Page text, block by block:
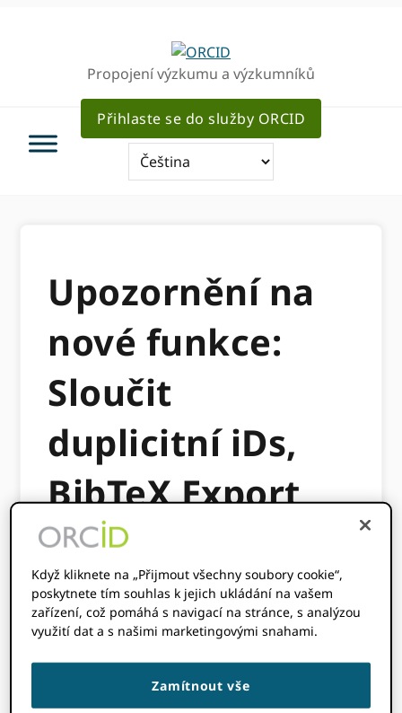
Propojení výzkumu a výzkumníků
Přihlaste se do služby ORCID
Upozornění na
nové funkce:
Sloučit
duplicitní iDs,
BibTeX Export
15. BŘEZNA 2017
Tento obsah je starší než tři roky.
Informace v tomto příspěvku mohou být
ORCID tvrdě pracuje, aby reagoval na vstup
Když kliknete na „Přijmout všechny soubory cookie“,
poskytnete tím souhlas k jejich ukládání na vašem
zařízení, což pomáhá s navigací na stránce, s analýzou
využití dat a s našimi marketingovými snahami.
Zamítnout vše